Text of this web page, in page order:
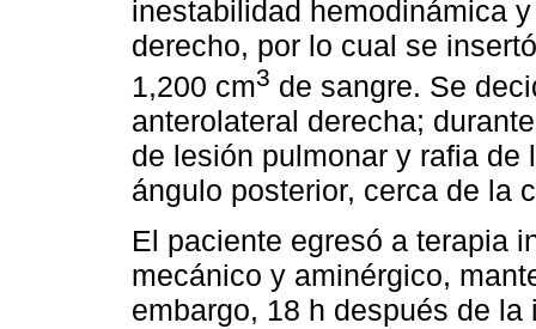
inestabilidad hemodinámica
derecho, por lo cual se
1,200 cm3 de sangre. Se
anterolateral derecha;
de lesión pulmonar y rafia
ángulo posterior, cerca de la
El paciente egresó a terapia
mecánico y aminérgico,
embargo, 18 h después de